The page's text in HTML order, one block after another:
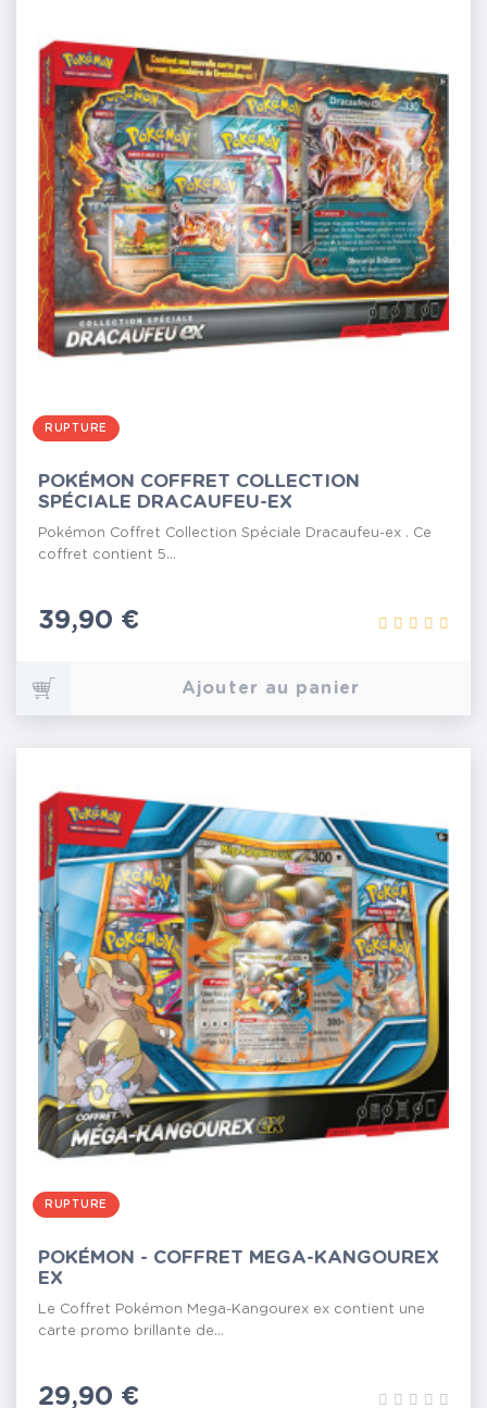
RUPTURE
POKÉMON COFFRET COLLECTION
SPÉCIALE DRACAUFEU-EX
Pokémon Coffret Collection Spéciale Dracaufeu-ex . Ce
coffret contient 5...
Prix
39,90 €
Ajouter au panier
RUPTURE
POKÉMON - COFFRET MEGA-KANGOUREX
EX
Le Coffret Pokémon Mega-Kangourex ex contient une
carte promo brillante de...
Prix
29,90 €